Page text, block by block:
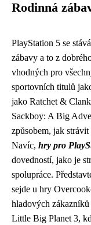
Rodinná
PlayStation 5 se
zábavy a to z
vhodných pro
sportovních titulů
jako Ratchet &
Sackboy: A Big
způsobem, jak strávit
Navíc, hry pro
dovedností, jako je
spolupráce.
sejde u hry
hladových
Little Big Planet 3,